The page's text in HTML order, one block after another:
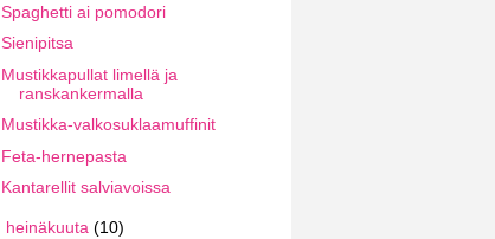
Spaghetti ai pomodori
Sienipitsa
Mustikkapullat limellä ja
ranskankermalla
Mustikka-valkosuklaamuffinit
Feta-hernepasta
Kantarellit salviavoissa
heinäkuuta (10)